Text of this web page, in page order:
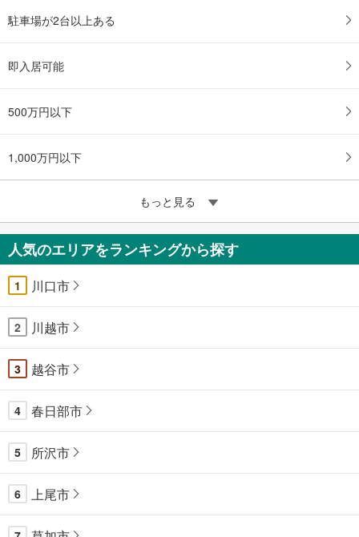
駐車場が2台以上ある
即入居可能
500万円以下
1,000万円以下
もっと見る
人気のエリアをランキングから探す
1 川口市
2 川越市
3 越谷市
4 春日部市
5 所沢市
6 上尾市